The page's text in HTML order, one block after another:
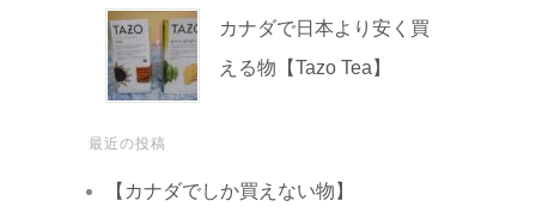
カナダで日本より安く買
える物【Tazo Tea】
最近の投稿
【カナダでしか買えない物】